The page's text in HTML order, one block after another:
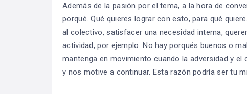
Además de la pasión por el tema, a la hora de
porqué. Qué quieres lograr con esto, para qué
al colectivo, satisfacer una necesidad interna,
actividad, por ejemplo. No hay porqués buenos o
mantenga en movimiento cuando la adversidad y
y nos motive a continuar. Esta razón podría ser tu